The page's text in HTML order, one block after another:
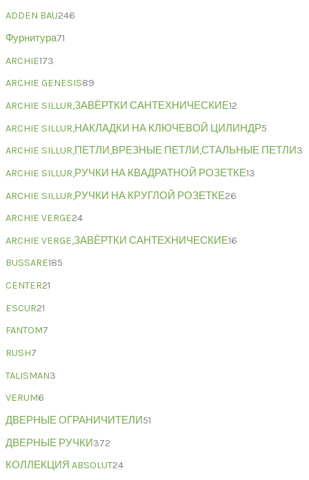
ADDEN BAU246
Фурнитура71
ARCHIE173
ARCHIE GENESIS89
ARCHIE SILLUR,ЗАВЁРТКИ САНТЕХНИЧЕСКИЕ12
ARCHIE SILLUR,НАКЛАДКИ НА КЛЮЧЕВОЙ ЦИЛИНДР5
ARCHIE SILLUR,ПЕТЛИ,ВРЕЗНЫЕ ПЕТЛИ,СТАЛЬНЫЕ ПЕТЛИ3
ARCHIE SILLUR,РУЧКИ НА КВАДРАТНОЙ РОЗЕТКЕ13
ARCHIE SILLUR,РУЧКИ НА КРУГЛОЙ РОЗЕТКЕ26
ARCHIE VERGE24
ARCHIE VERGE,ЗАВЁРТКИ САНТЕХНИЧЕСКИЕ16
BUSSARE185
CENTER21
ESCUR21
FANTOM7
RUSH7
TALISMAN3
VERUM6
ДВЕРНЫЕ ОГРАНИЧИТЕЛИ51
ДВЕРНЫЕ РУЧКИ372
КОЛЛЕКЦИЯ ABSOLUT24